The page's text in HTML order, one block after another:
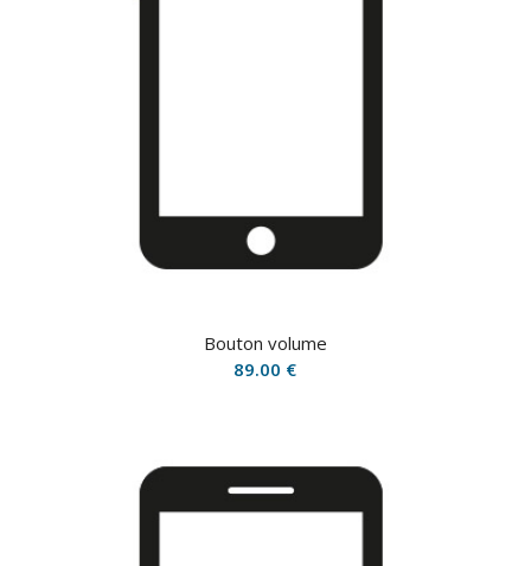
Bouton volume
89.00 €